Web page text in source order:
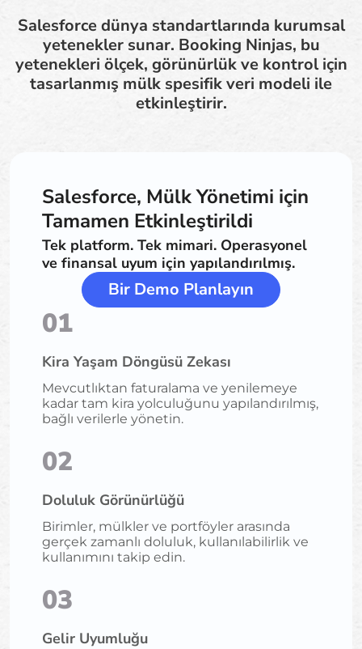
Salesforce dünya standartlarında kurumsal
yetenekler sunar. Booking Ninjas, bu
yetenekleri ölçek, görünürlük ve kontrol için
tasarlanmış mülk spesifik veri modeli ile
etkinleştirir.
Salesforce, Mülk Yönetimi için
Tamamen Etkinleştirildi
Tek platform. Tek mimari. Operasyonel
ve finansal uyum için yapılandırılmış.
Bir Demo Planlayın
01
Kira Yaşam Döngüsü Zekası
Mevcutlıktan faturalama ve yenilemeye
kadar tam kira yolculuğunu yapılandırılmış,
bağlı verilerle yönetin.
02
Doluluk Görünürlüğü
Birimler, mülkler ve portföyler arasında
gerçek zamanlı doluluk, kullanılabilirlik ve
kullanımını takip edin.
03
Gelir Uyumluğu